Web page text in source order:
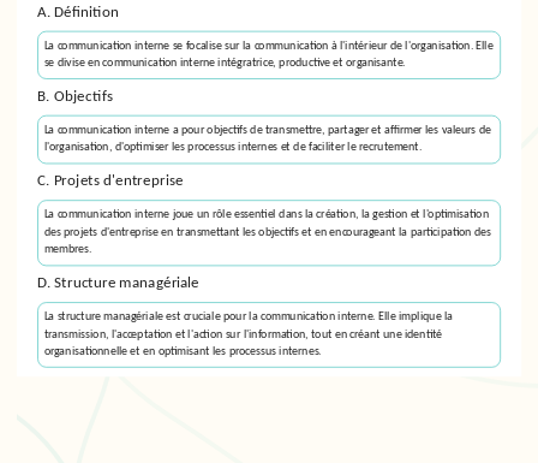
A. Définition
La communication interne se focalise sur la communication à l'intérieur de l'organisation. Elle
se divise en communication interne intégratrice, productive et organisante.
B. Objectifs
La communication interne a pour objectifs de transmettre, partager et affirmer les valeurs de
l'organisation, d'optimiser les processus internes et de faciliter le recrutement.
C. Projets d'entreprise
La communication interne joue un rôle essentiel dans la création, la gestion et l'optimisation
des projets d'entreprise en transmettant les objectifs et en encourageant la participation des
membres.
D. Structure managériale
La structure managériale est cruciale pour la communication interne. Elle implique la
transmission, l'acceptation et l'action sur l'information, tout en créant une identité
organisationnelle et en optimisant les processus internes.